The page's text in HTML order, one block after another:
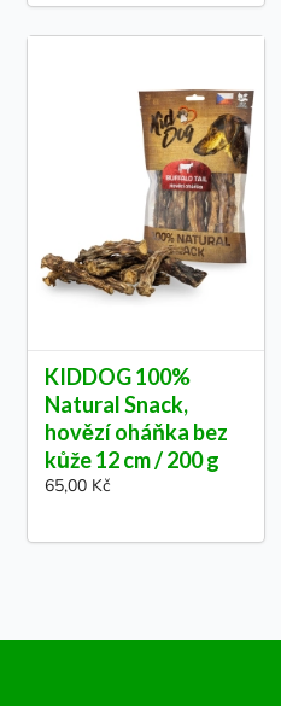
KIDDOG 100%
Natural Snack,
hovězí oháňka bez
kůže 12 cm / 200 g
65,00 Kč